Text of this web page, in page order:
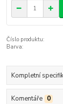
Číslo produktu:
Barva:
Kompletní
Komentáře 0